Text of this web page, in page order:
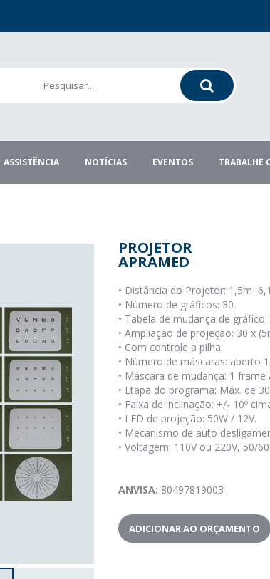
ASSISTÊNCIA NOTÍCIAS EVENTOS TRABALHE
PROJETOR
APRAMED
• Distância do Projetor: 1,5m 
• Número de gráficos: 30.
• Tabela de mudança de
• Ampliação de projeção: 30 x
• Com controle a pilha.
• Número de máscaras: aberto
• Máscara de mudança: 1 frame
• Etapa do programa: Máx. de
• Faixa de inclinação: +/- 10º
• LED de projeção: 50W / 12V.
• Mecanismo de auto
• Voltagem: 110V ou 220V, 50/
ANVISA: 80497819003
ADICIONAR AO ORÇAMENTO